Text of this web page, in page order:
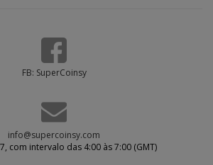
FB: SuperCoinsy
info@supercoinsy.com
com intervalo das 4:00 às 7:00 (GMT)